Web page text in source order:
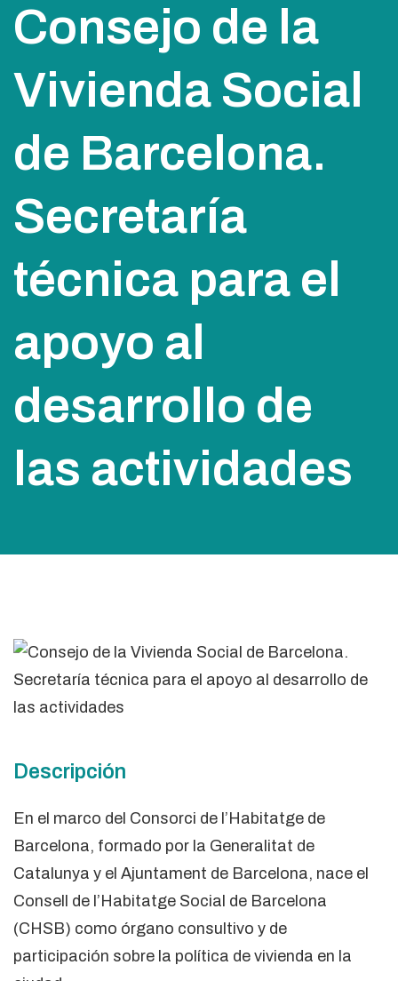
Consejo de la
Vivienda Social
de Barcelona.
Secretaría
técnica para el
apoyo al
desarrollo de
las actividades
Descripción
En el marco del Consorci de l’Habitatge de
Barcelona, ​​formado por la Generalitat de
Catalunya y el Ajuntament de Barcelona, ​​nace el
Consell de l’Habitatge Social de Barcelona
(CHSB) como órgano consultivo y de
participación sobre la política de vivienda en la